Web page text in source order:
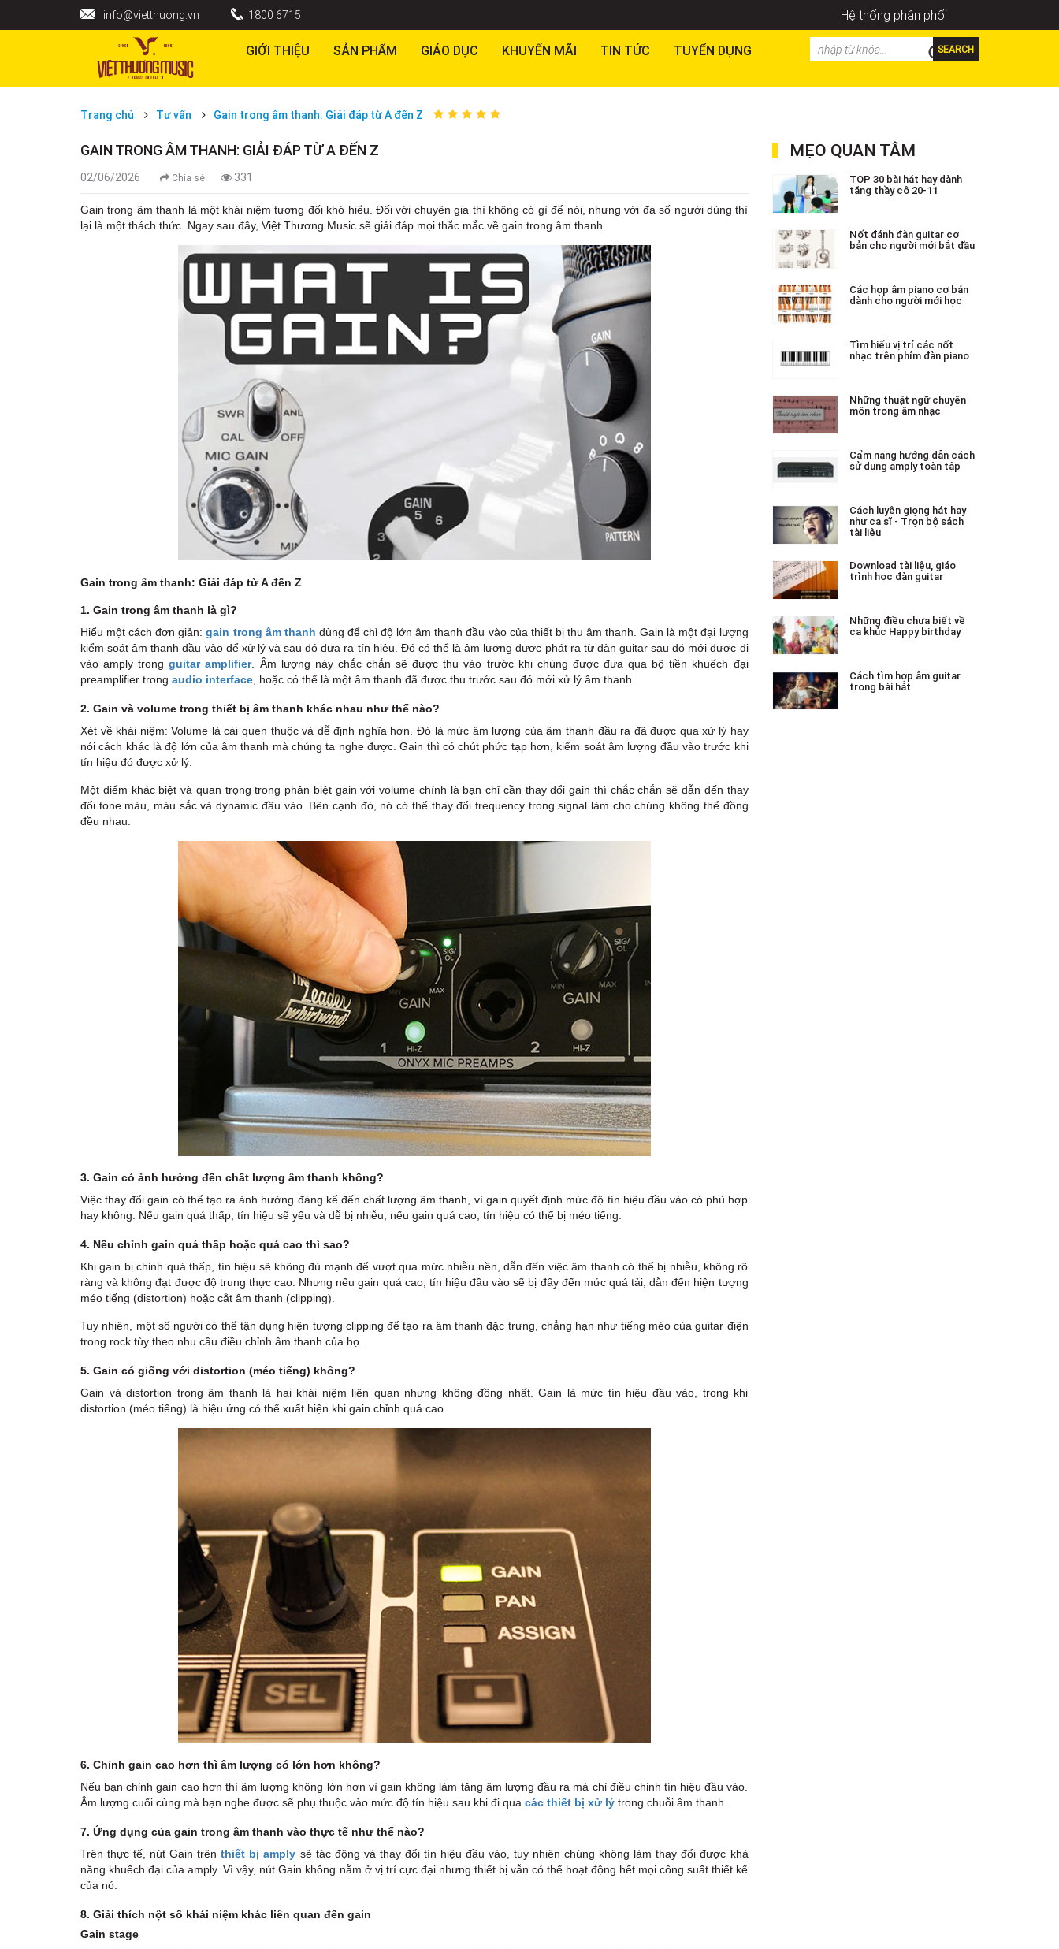
info@vietthuong.vn 1800 6715 Hệ thống phân phối
GIỚI THIỆU SẢN PHẨM GIÁO DỤC KHUYẾN MÃI TIN TỨC TUYỂN DỤNG SEARCH
Trang chủ Tư vấn Gain trong âm thanh: Giải đáp từ A đến Z
GAIN TRONG ÂM THANH: GIẢI ĐÁP TỪ A ĐẾN Z
02/06/2026 Chia sẻ 331
Gain trong âm thanh là một khái niệm tương đối khó hiểu. Đối với chuyên gia thì không có gì để nói, nhưng với đa số người dùng thì
lại là một thách thức. Ngay sau đây, Việt Thương Music sẽ giải đáp mọi thắc mắc về gain trong âm thanh.
Gain trong âm thanh: Giải đáp từ A đến Z
1. Gain trong âm thanh là gì?
Hiểu một cách đơn giản:gain trong âm thanh dùng để chỉ độ lớn âm thanh đầu vào của thiết bị thu âm thanh. Gain là một đại lượng
kiểm soát âm thanh đầu vào để xử lý và sau đó đưa ra tín hiệu. Đó có thể là âm lượng được phát ra từ đàn guitar sau đó mới được đi
vào amply trongguitar amplifier. Âm lượng này chắc chắn sẽ được thu vào trước khi chúng được đưa qua bộ tiền khuếch đại
preamplifier trong audio interface , hoặc có thể là một âm thanh đã được thu trước sau đó mới xử lý âm thanh.
2. Gain và volume trong thiết bị âm thanh khác nhau như thế nào?
Xét về khái niệm: Volume là cái quen thuộc và dễ định nghĩa hơn. Đó là mức âm lượng của âm thanh đầu ra đã được qua xử lý hay
nói cách khác là độ lớn của âm thanh mà chúng ta nghe được. Gain thì có chút phức tạp hơn, kiểm soát âm lượng đầu vào trước khi
tín hiệu đó được xử lý.
Một điểm khác biệt và quan trọng trong phân biệt gain với volume chính là bạn chỉ cần thay đổi gain thì chắc chắn sẽ dẫn đến thay
đổi tone màu, màu sắc và dynamic đầu vào. Bên cạnh đó, nó có thể thay đổi frequency trong signal làm cho chúng không thể đồng
đều nhau.
3. Gain có ảnh hưởng đến chất lượng âm thanh không?
Việc thay đổi gain có thể tạo ra ảnh hưởng đáng kể đến chất lượng âm thanh, vì gain quyết định mức độ tín hiệu đầu vào có phù hợp
hay không. Nếu gain quá thấp, tín hiệu sẽ yếu và dễ bị nhiễu; nếu gain quá cao, tín hiệu có thể bị méo tiếng.
4. Nếu chỉnh gain quá thấp hoặc quá cao thì sao?
Khi gain bị chỉnh quá thấp, tín hiệu sẽ không đủ mạnh để vượt qua mức nhiễu nền, dẫn đến việc âm thanh có thể bị nhiễu, không rõ
ràng và không đạt được độ trung thực cao. Nhưng nếu gain quá cao, tín hiệu đầu vào sẽ bị đẩy đến mức quá tải, dẫn đến hiện tượng
méo tiếng (distortion) hoặc cắt âm thanh (clipping).
Tuy nhiên, một số người có thể tận dụng hiện tượng clipping để tạo ra âm thanh đặc trưng, chẳng hạn như tiếng méo của guitar điện
trong rock tùy theo nhu cầu điều chỉnh âm thanh của họ.
5. Gain có giống với distortion (méo tiếng) không?
Gain và distortion trong âm thanh là hai khái niệm liên quan nhưng không đồng nhất. Gain là mức tín hiệu đầu vào, trong khi
distortion (méo tiếng) là hiệu ứng có thể xuất hiện khi gain chỉnh quá cao.
6. Chỉnh gain cao hơn thì âm lượng có lớn hơn không?
Nếu bạn chỉnh gain cao hơn thì âm lượng không lớn hơn vì gain không làm tăng âm lượng đầu ra mà chỉ điều chỉnh tín hiệu đầu vào.
Âm lượng cuối cùng mà bạn nghe được sẽ phụ thuộc vào mức độ tín hiệu sau khi đi qua các thiết bị xử lý trong chuỗi âm thanh.
7. Ứng dụng của gain trong âm thanh vào thực tế như thế nào?
Trên thực tế, nút Gain trênthiết bị amply sẽ tác động và thay đổi tín hiệu đầu vào, tuy nhiên chúng không làm thay đổi được khả
năng khuếch đại của amply. Vì vậy, nút Gain không nằm ở vị trí cực đại nhưng thiết bị vẫn có thể hoạt động hết mọi công suất thiết kế
của nó.
8. Giải thích nột số khái niệm khác liên quan đến gain
Gain stage
MẸO QUAN TÂM
TOP 30 bài hát hay dành
tặng thầy cô 20-11
Nốt đánh đàn guitar cơ
bản cho người mới bắt đầu
Các hợp âm piano cơ bản
dành cho người mới học
Tìm hiểu vị trí các nốt
nhạc trên phím đàn piano
Những thuật ngữ chuyên
môn trong âm nhạc
Cẩm nang hướng dẫn cách
sử dụng amply toàn tập
Cách luyện giọng hát hay
như ca sĩ - Trọn bộ sách
tài liệu
Download tài liệu, giáo
trình học đàn guitar
Những điều chưa biết về
ca khúc Happy birthday
Cách tìm hợp âm guitar
trong bài hát